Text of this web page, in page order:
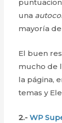
una
mayoría
El buen
mucho de
la página,
temas y
2.-WP